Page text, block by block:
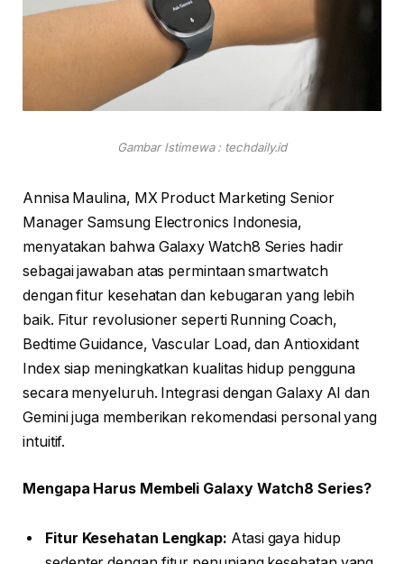
Gambar Istimewa : techdaily.id
Annisa Maulina, MX Product Marketing Senior
Manager Samsung Electronics Indonesia,
menyatakan bahwa Galaxy Watch8 Series hadir
sebagai jawaban atas permintaan smartwatch
dengan fitur kesehatan dan kebugaran yang lebih
baik. Fitur revolusioner seperti Running Coach,
Bedtime Guidance, Vascular Load, dan Antioxidant
Index siap meningkatkan kualitas hidup pengguna
secara menyeluruh. Integrasi dengan Galaxy AI dan
Gemini juga memberikan rekomendasi personal yang
intuitif.
Mengapa Harus Membeli Galaxy Watch8 Series?
Fitur Kesehatan Lengkap: Atasi gaya hidup